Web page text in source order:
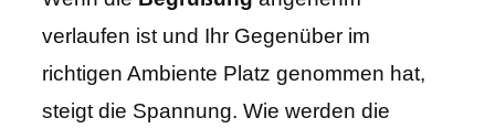
verlaufen ist und Ihr Gegenüber im
richtigen Ambiente Platz genommen hat,
steigt die Spannung. Wie werden die